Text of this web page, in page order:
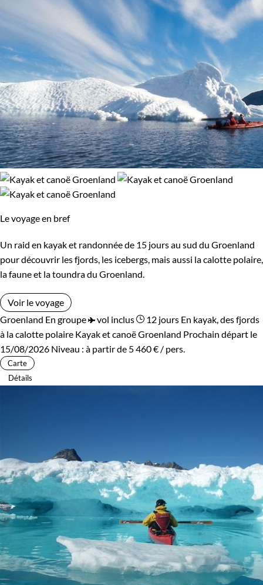
Le voyage en bref
Un raid en kayak et randonnée de 15 jours au sud du Groenland
pour découvrir les fjords, les icebergs, mais aussi la calotte polaire,
la faune et la toundra du Groenland.
Voir le voyage
Groenland En groupe vol inclus 12 jours En kayak, des fjords
à la calotte polaire Kayak et canoë Groenland Prochain départ le
15/08/2026 Niveau : à partir de 5 460 € / pers.
Carte
Détails